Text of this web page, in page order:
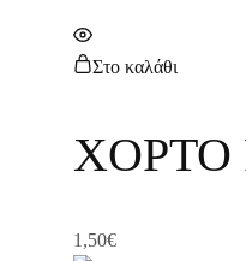
Στο καλάθι
ΧΟΡΤΟ
1,50€